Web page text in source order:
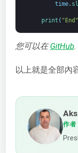
time.
print ( "End"
您可以在GitHub.
以上就是全部內
作者